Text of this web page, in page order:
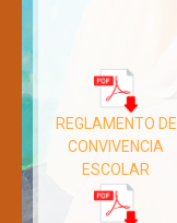
REGLAMENTO DE
CONVIVENCIA
ESCOLAR